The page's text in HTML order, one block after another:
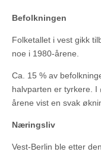
Befolkningen
Folketallet i vest gikk
noe i 1980-årene.
Ca. 15 % av
halvparten er tyrkere. I
årene vist en svak
Næringsliv
Vest-Berlin ble etter